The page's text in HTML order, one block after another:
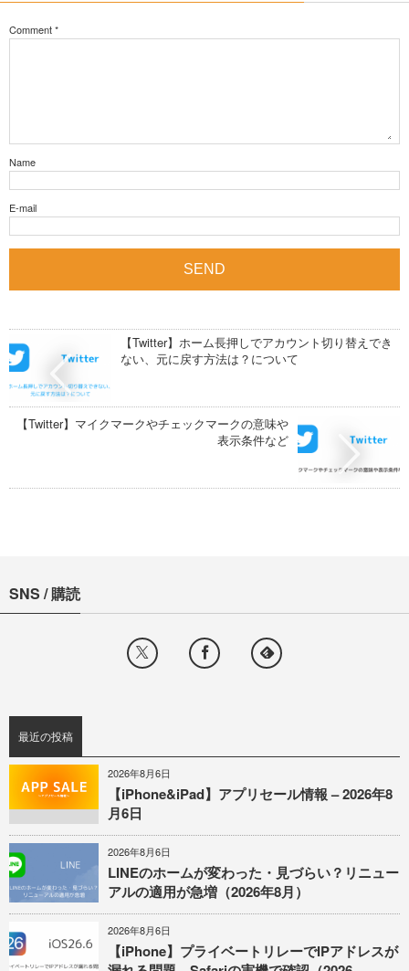
Comment*
Name
E-mail
【Twitter】ホーム長押しでアカウント切り替えでき
ない、元に戻す方法は？について
【Twitter】マイクマークやチェックマークの意味や
表示条件など
SNS / 購読
最近の投稿
2026年8月6日
【iPhone&iPad】アプリセール情報 – 2026年8
月6日
2026年8月6日
LINEのホームが変わった・見づらい？リニュー
アルの適用が急増（2026年8月）
2026年8月6日
【iPhone】プライベートリレーでIPアドレスが